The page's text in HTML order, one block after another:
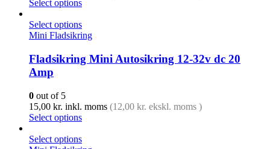
Select options
Select options
Mini Fladsikring
Fladsikring Mini Autosikring 12-32v dc 20
Amp
0 out of 5
15,00 kr. inkl. moms (12,00 kr. ekskl. moms )
Select options
Select options